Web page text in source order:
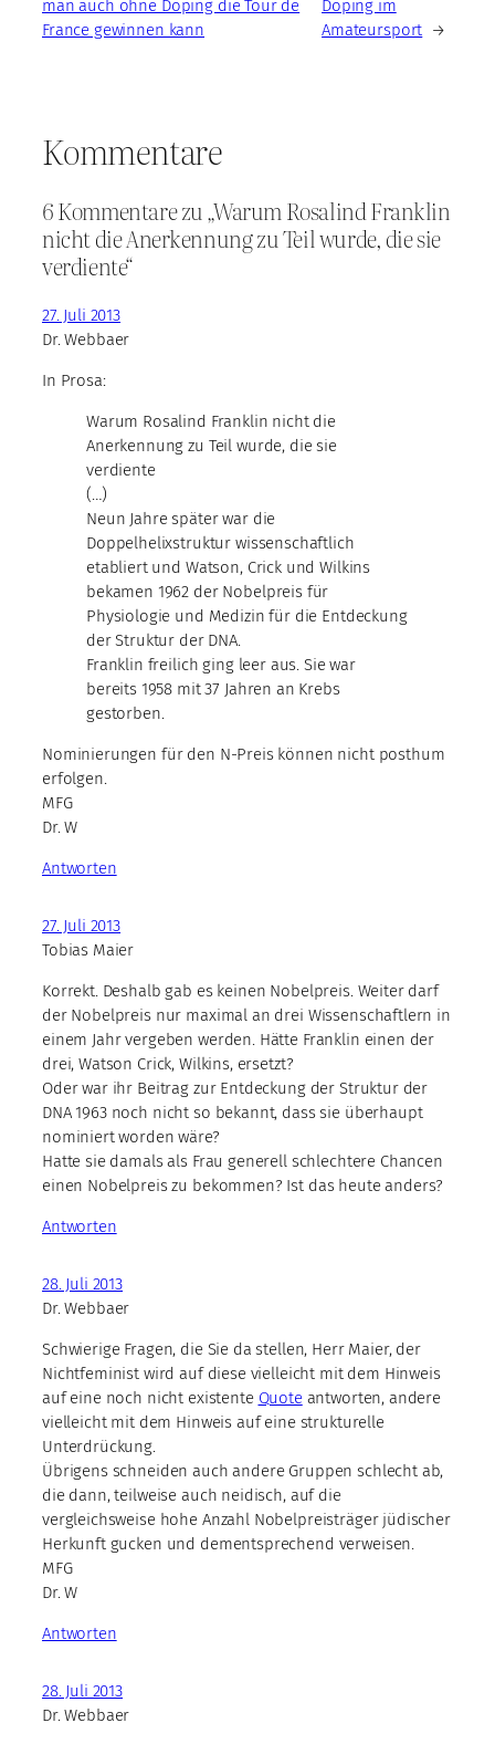
man auch ohne Doping die Tour de
France gewinnen kann
Doping im
Amateursport →
Kommentare
6 Kommentare zu „Warum Rosalind Franklin
nicht die Anerkennung zu Teil wurde, die sie
verdiente“
27. Juli 2013
Dr. Webbaer
In Prosa:
Warum Rosalind Franklin nicht die
Anerkennung zu Teil wurde, die sie
verdiente
(…)
Neun Jahre später war die
Doppelhelixstruktur wissenschaftlich
etabliert und Watson, Crick und Wilkins
bekamen 1962 der Nobelpreis für
Physiologie und Medizin für die Entdeckung
der Struktur der DNA.
Franklin freilich ging leer aus. Sie war
bereits 1958 mit 37 Jahren an Krebs
gestorben.
Nominierungen für den N-Preis können nicht posthum
erfolgen.
MFG
Dr. W
Antworten
27. Juli 2013
Tobias Maier
Korrekt. Deshalb gab es keinen Nobelpreis. Weiter darf
der Nobelpreis nur maximal an drei Wissenschaftlern in
einem Jahr vergeben werden. Hätte Franklin einen der
drei, Watson Crick, Wilkins, ersetzt?
Oder war ihr Beitrag zur Entdeckung der Struktur der
DNA 1963 noch nicht so bekannt, dass sie überhaupt
nominiert worden wäre?
Hatte sie damals als Frau generell schlechtere Chancen
einen Nobelpreis zu bekommen? Ist das heute anders?
Antworten
28. Juli 2013
Dr. Webbaer
Schwierige Fragen, die Sie da stellen, Herr Maier, der
Nichtfeminist wird auf diese vielleicht mit dem Hinweis
auf eine noch nicht existente Quoteantworten, andere
vielleicht mit dem Hinweis auf eine strukturelle
Unterdrückung.
Übrigens schneiden auch andere Gruppen schlecht ab,
die dann, teilweise auch neidisch, auf die
vergleichsweise hohe Anzahl Nobelpreisträger jüdischer
Herkunft gucken und dementsprechend verweisen.
MFG
Dr. W
Antworten
28. Juli 2013
Dr. Webbaer